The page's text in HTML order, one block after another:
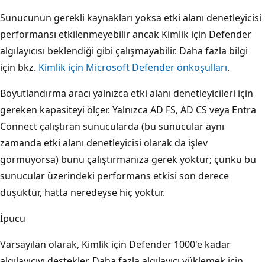
Sunucunun gerekli kaynakları yoksa etki alanı denetleyicisi
performansı etkilenmeyebilir ancak Kimlik için Defender
algılayıcısı beklendiği gibi çalışmayabilir. Daha fazla bilgi
için bkz. Kimlik için Microsoft Defender önkoşulları.
Boyutlandırma aracı yalnızca etki alanı denetleyicileri için
gereken kapasiteyi ölçer. Yalnızca AD FS, AD CS veya Entra
Connect çalıştıran sunucularda (bu sunucular aynı
zamanda etki alanı denetleyicisi olarak da işlev
görmüyorsa) bunu çalıştırmanıza gerek yoktur; çünkü bu
sunucular üzerindeki performans etkisi son derece
düşüktür, hatta neredeyse hiç yoktur.
İpucu
Varsayılan olarak, Kimlik için Defender 1000'e kadar